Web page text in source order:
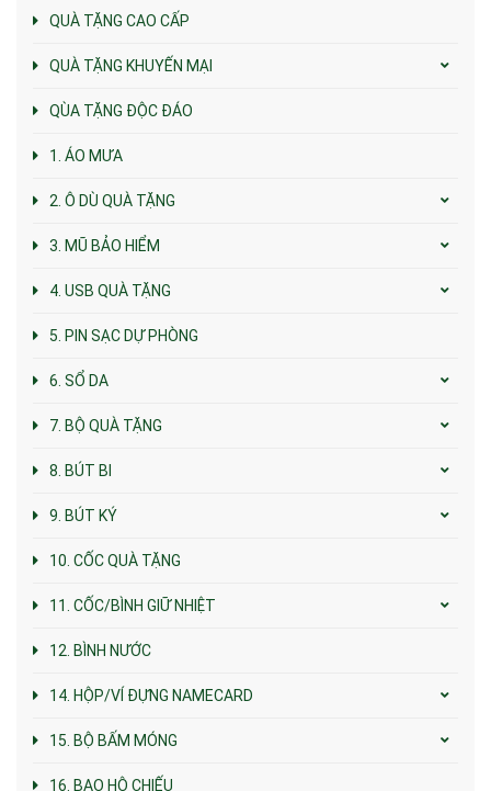
QUÀ TẶNG CAO CẤP
QUÀ TẶNG KHUYẾN MẠI
QÙA TẶNG ĐỘC ĐÁO
1. ÁO MƯA
2. Ô DÙ QUÀ TẶNG
3. MŨ BẢO HIỂM
4. USB QUÀ TẶNG
5. PIN SẠC DỰ PHÒNG
6. SỔ DA
7. BỘ QUÀ TẶNG
8. BÚT BI
9. BÚT KÝ
10. CỐC QUÀ TẶNG
11. CỐC/BÌNH GIỮ NHIỆT
12. BÌNH NƯỚC
14. HỘP/VÍ ĐỰNG NAMECARD
15. BỘ BẤM MÓNG
16. BAO HỘ CHIẾU